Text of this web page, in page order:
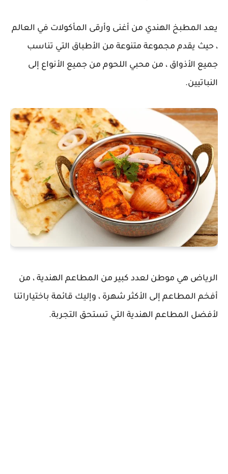
يعد المطبخ الهندي من أغنى وأرقى المأكولات في العالم
، حيث يقدم مجموعة متنوعة من الأطباق التي تناسب
جميع الأذواق ، من محبي اللحوم من جميع الأنواع إلى
النباتيين.
الرياض هي موطن لعدد كبير من المطاعم الهندية ، من
أفخم المطاعم إلى الأكثر شهرة ، وإليك قائمة باختياراتنا
لأفضل المطاعم الهندية التي تستحق التجربة.